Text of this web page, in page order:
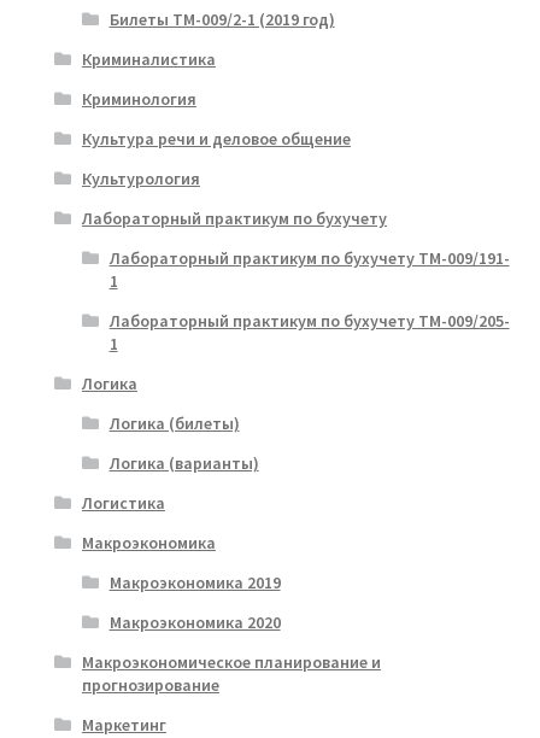
Билеты ТМ-009/2-1 (2019 год)
Криминалистика
Криминология
Культура речи и деловое общение
Культурология
Лабораторный практикум по бухучету
Лабораторный практикум по бухучету ТМ-009/191-
1
Лабораторный практикум по бухучету ТМ-009/205-
1
Логика
Логика (билеты)
Логика (варианты)
Логистика
Макроэкономика
Макроэкономика 2019
Макроэкономика 2020
Макроэкономическое планирование и
прогнозирование
Маркетинг